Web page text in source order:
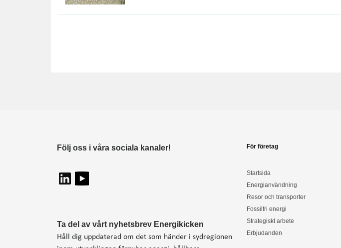
Ta del av vårt nyhetsbrev Energikicken
Håll dig uppdaterad om det som händer i sydregionen
Följ oss i våra sociala kanaler! För företag
Startsida
Energianvändning
Resor och transporter
Fossilfri energi
Strategiskt arbete
Erbjudanden